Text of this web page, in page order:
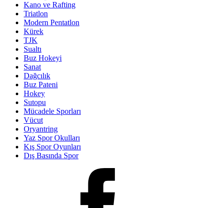
Kano ve Rafting
Triatlon
Modern Pentatlon
Kürek
TJK
Sualtı
Buz Hokeyi
Sanat
Dağcılık
Buz Pateni
Hokey
Sutopu
Mücadele Sporları
Vücut
Oryantring
Yaz Spor Okulları
Kış Spor Oyunları
Dış Basında Spor